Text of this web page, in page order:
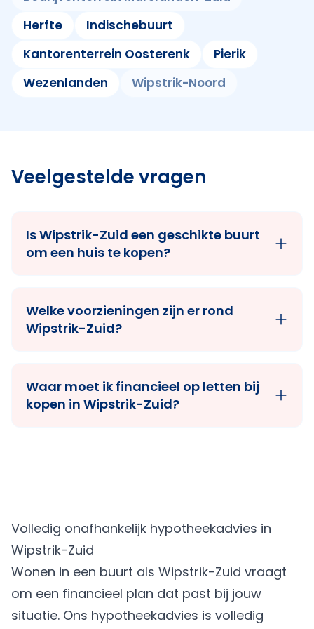
Herfte
Indischebuurt
Kantorenterrein Oosterenk
Pierik
Wezenlanden
Wipstrik-Noord
Veelgestelde vragen
Is Wipstrik-Zuid een geschikte buurt
om een huis te kopen?
Welke voorzieningen zijn er rond
Wipstrik-Zuid?
Waar moet ik financieel op letten bij
kopen in Wipstrik-Zuid?
Volledig onafhankelijk hypotheekadvies in
Wipstrik-Zuid
Wonen in een buurt als Wipstrik-Zuid vraagt
om een financieel plan dat past bij jouw
situatie. Ons hypotheekadvies is volledig